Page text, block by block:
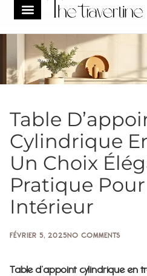
Frais de transport réduit
Table
Cylindrique
Un Choix
Pratique
Intérieur
FÉVRIER 5, 2025NO COMMENTS
Table d’appoint cylindrique en